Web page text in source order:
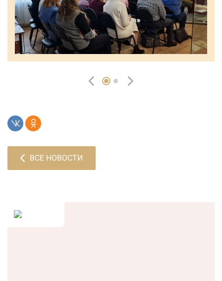
ВСЕ НОВОСТИ